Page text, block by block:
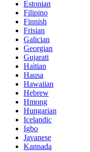
Estonian
Filipino
Finnish
Frisian
Galician
Georgian
Gujarati
Haitian
Hausa
Hawaiian
Hebrew
Hmong
Hungarian
Icelandic
Igbo
Javanese
Kannada